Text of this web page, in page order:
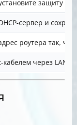
защиту
сервер и
роутера так,
через LAN-